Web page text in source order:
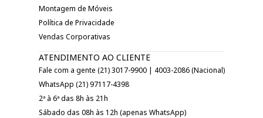
Montagem de Móveis
Política de Privacidade
Vendas Corporativas
ATENDIMENTO AO CLIENTE
Fale com a gente (21) 3017-9900 | 4003-2086 (Nacional)
WhatsApp (21) 97117-4398
2ª à 6ª das 8h às 21h
Sábado das 08h às 12h (apenas WhatsApp)